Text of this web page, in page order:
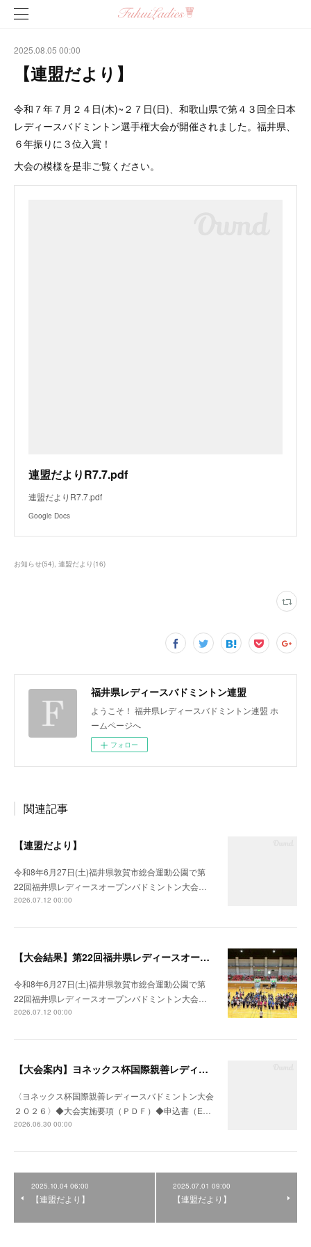
2025.08.05 00:00
【連盟だより】
令和７年７月２４日(木)~２７日(日)、和歌山県で第４３回全日本
レディースバドミントン選手権大会が開催されました。福井県、
６年振りに３位入賞！
大会の模様を是非ご覧ください。
連盟だよりR7.7.pdf
連盟だよりR7.7.pdf
Google Docs
お知らせ(54) 連盟だより(16)
福井県レディースバドミントン連盟
ようこそ！ 福井県レディースバドミントン連盟 ホ
ームページへ
フォロー
関連記事
【連盟だより】
令和8年6月27日(土)福井県敦賀市総合運動公園で第
22回福井県レディースオープンバドミントン大会…
2026.07.12 00:00
【大会結果】第22回福井県レディースオープンバドミントン大会
令和8年6月27日(土)福井県敦賀市総合運動公園で第
22回福井県レディースオープンバドミントン大会…
2026.07.12 00:00
【大会案内】ヨネックス杯国際親善レディースバドミントン大会２０２６
〈ヨネックス杯国際親善レディースバドミントン大会
２０２６〉◆大会実施要項（ＰＤＦ）◆申込書（E…
2026.06.30 00:00
2025.10.04 06:00
【連盟だより】
2025.07.01 09:00
【連盟だより】